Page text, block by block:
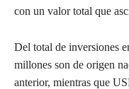
con un valor total que
Del total de inversiones
millones son de origen
anterior, mientras que